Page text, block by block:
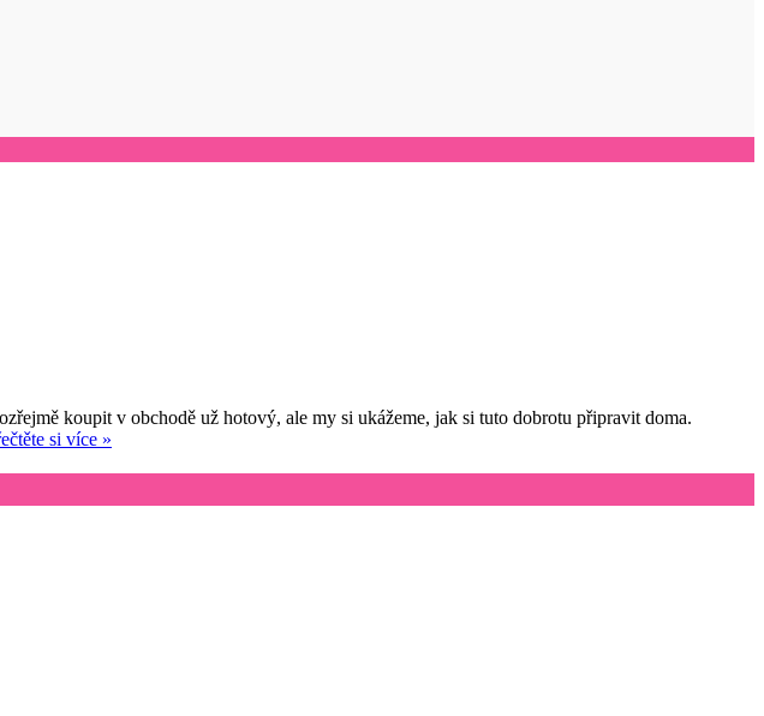
koupit v obchodě už hotový, ale my si ukážeme, jak si tuto dobrotu připravit doma.
si více »